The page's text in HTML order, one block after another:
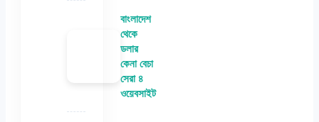
বাংলাদেশ
থেকে
ডলার
কেনা বেচা
সেরা ৪
ওয়েবসাইট